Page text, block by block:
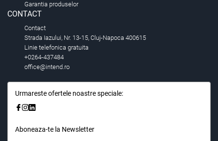
Garantia produselor
CONTACT
Contact
Strada Iazului, Nr. 13-15, Cluj-Napoca 400615
Linie telefonica gratuita
+0264-437484
office@intend.ro
Urmareste ofertele noastre speciale:
Aboneaza-te la Newsletter